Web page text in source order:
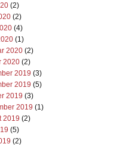
(2)
(2)
(4)
(1)
2020(2)
2020(2)
2019 (3)
2019 (5)
2019 (3)
2019 (1)
2019 (2)
(5)
(2)